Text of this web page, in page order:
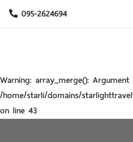
095-2624694
Warning: array_merge():
/home/starli/domains/
on line 43